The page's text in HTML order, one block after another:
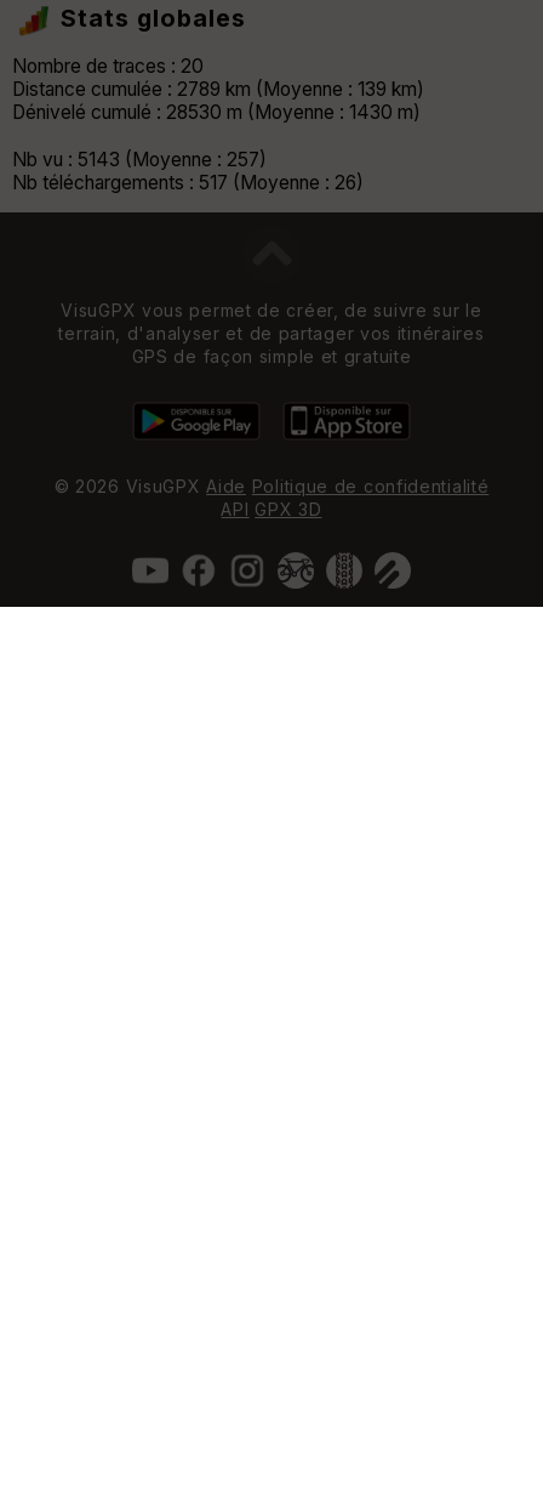
Stats globales
Nombre de traces : 20
Distance cumulée : 2789 km (Moyenne : 139 km)
Dénivelé cumulé : 28530 m (Moyenne : 1430 m)
Nb vu : 5143 (Moyenne : 257)
Nb téléchargements : 517 (Moyenne : 26)
VisuGPX vous permet de créer, de suivre sur le
terrain, d'analyser et de partager vos itinéraires
GPS de façon simple et gratuite
© 2026 VisuGPX Aide Politique de confidentialité
API GPX 3D